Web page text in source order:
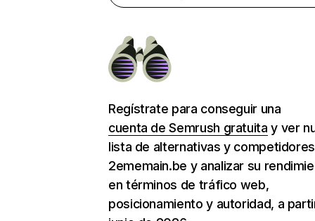
Regístrate para conseguir una
cuenta de Semrush gratuita y ver
lista de alternativas y
2ememain.be y analizar su
en términos de tráfico web,
posicionamiento y autoridad, a